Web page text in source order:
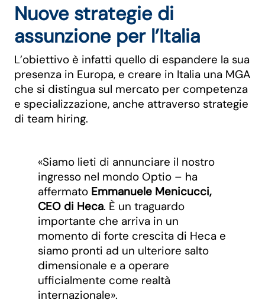
Nuove strategie di
assunzione per l’Italia
L’obiettivo è infatti quello di espandere la sua
presenza in Europa, e creare in Italia una MGA
che si distingua sul mercato per competenza
e specializzazione, anche attraverso strategie
di team hiring.
«Siamo lieti di annunciare il nostro
ingresso nel mondo Optio – ha
affermato Emmanuele Menicucci,
CEO di Heca. È un traguardo
importante che arriva in un
momento di forte crescita di Heca e
siamo pronti ad un ulteriore salto
dimensionale e a operare
ufficialmente come realtà
internazionale».